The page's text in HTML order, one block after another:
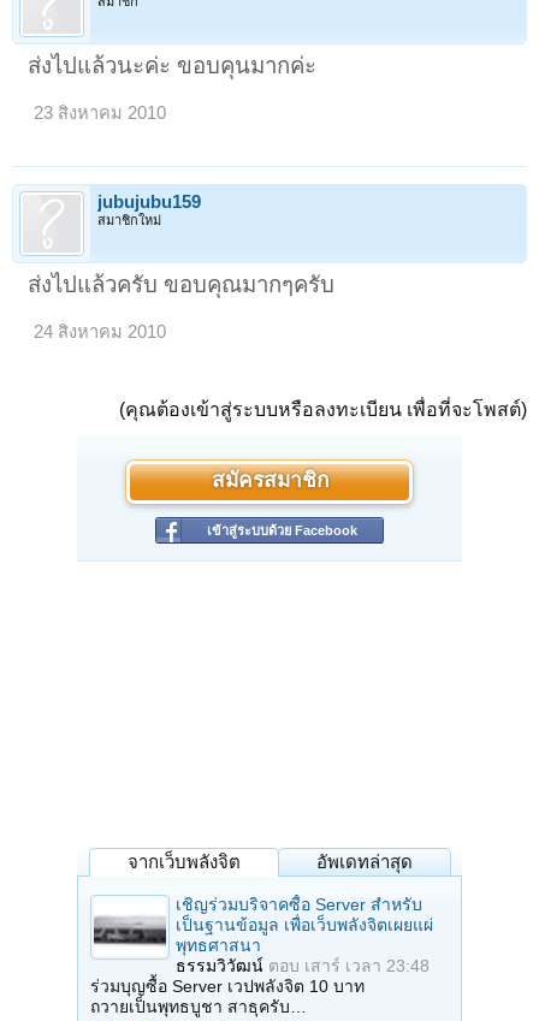
ส่งไปแล้วนะค่ะ ขอบคุนมากค่ะ
23 สิงหาคม 2010
jubujubu159
สมาชิกใหม่
ส่งไปแล้วครับ ขอบคุณมากๆครับ
24 สิงหาคม 2010
(คุณต้องเข้าสู่ระบบหรือลงทะเบียน เพื่อที่จะโพสต์)
สมัครสมาชิก
เข้าสู่ระบบด้วย Facebook
จากเว็บพลังจิต อัพเดทล่าสุด
เชิญร่วมบริจาคซื้อ Server สำหรับ
เป็นฐานข้อมูล เพื่อเว็บพลังจิตเผยแผ่
พุทธศาสนา
ธรรมวิวัฒน์ ตอบ เสาร์ เวลา 23:48
ร่วมบุญซื้อ Server เวปพลังจิต 10 บาท
ถวายเป็นพุทธบูชา สาธุครับ…